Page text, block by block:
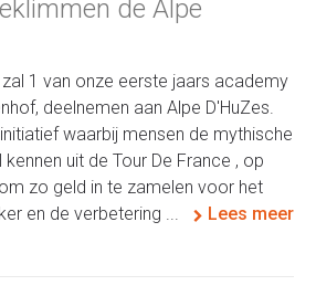
de Alpe
1 van onze eerste jaars academy
deelnemen aan Alpe D'HuZes.
waarbij mensen de mythische
kennen uit de Tour De France , op
zo geld in te zamelen voor het
en de verbetering ...
Lees meer